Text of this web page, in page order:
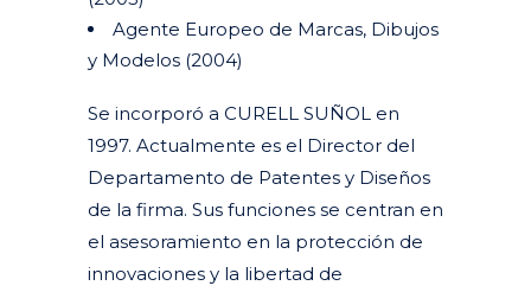
Agente Europeo de Marcas, Dibujos
y Modelos (2004)
Se incorporó a CURELL SUÑOL en
1997. Actualmente es el Director del
Departamento de Patentes y Diseños
de la firma. Sus funciones se centran en
el asesoramiento en la protección de
innovaciones y la libertad de